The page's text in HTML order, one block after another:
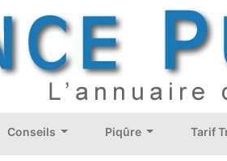
Conseils Piqûre Tarif